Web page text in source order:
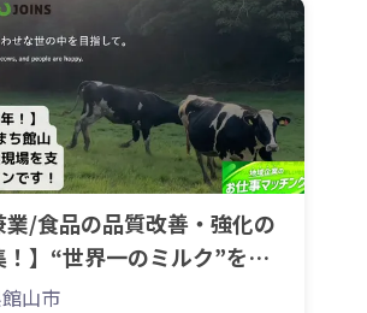
業/食品の品質改善・強化の
！】“世界一のミルク”を目
牧場です！
山市